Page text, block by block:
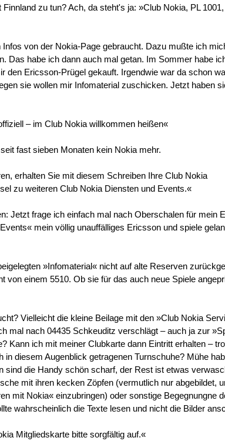
zu tun? Ach, da steht's ja: »Club Nokia, PL
von der Nokia-Page gebraucht. Dazu mußte ich
Das habe ich dann auch mal getan. Im Sommer habe
den Ericsson-Prügel gekauft. Irgendwie war da schon
sie wollen mir Infomaterial zuschicken. Jetzt haben
– im Club Nokia willkommen heißen«
fast sieben Monaten kein Nokia mehr.
erhalten Sie mit diesem Schreiben Ihre Club Nokia
zu weiteren Club Nokia Diensten und Events.«
Jetzt frage ich einfach mal nach Oberschalen für mein
mein völlig unauffälliges Ericsson und spiele
»Infomaterial« nicht auf alte Reserven
von einem 5510. Ob sie für das auch neue Spiele
Vielleicht die kleine Beilage mit den »Club Nokia
mal nach 04435 Schkeuditz verschlägt – auch ja zur
Kann ich mit meiner Clubkarte dann Eintritt erhalten –
in diesem Augenblick getragenen Turnschuhe? Mühe
sind die Handy schön scharf, der Rest ist etwas
mit ihren kecken Zöpfen (vermutlich nur abgebildet,
mit Nokia« einzubringen) oder sonstige Begegnungne
wahrscheinlich die Texte lesen und nicht die Bilder
Mitgliedskarte bitte sorgfältig auf.«